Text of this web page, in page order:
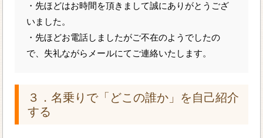
・先ほどはお時間を頂きまして誠にありがとうござ
いました。
・先ほどお電話しましたがご不在のようでしたの
で、失礼ながらメールにてご連絡いたします。
３．名乗りで「どこの誰か」を自己紹介
する